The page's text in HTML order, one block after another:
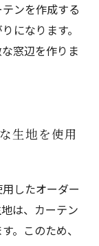
ンを作成する
になります。
窓辺を作りま
生地を使用
したオーダー
は、カーテン
。このため、